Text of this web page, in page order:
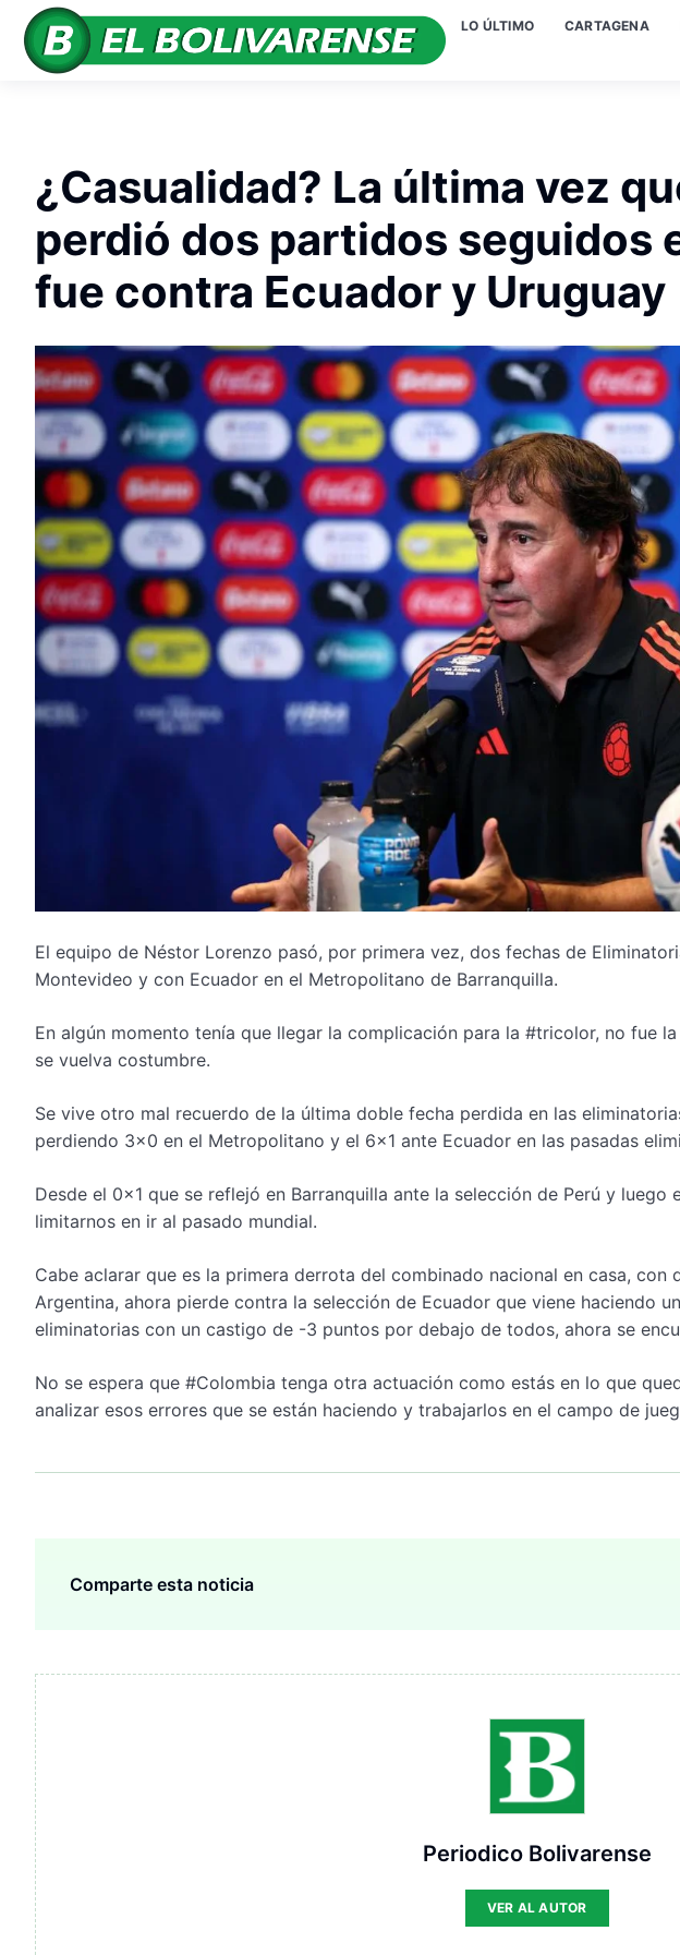
LO ÚLTIMO CARTAGENA
¿Casualidad? La última vez
perdió dos partidos seguidos
fue contra Ecuador y Uruguay
El equipo de Néstor Lorenzo pasó, por primera vez, dos fechas de
Montevideo y con Ecuador en el Metropolitano de Barranquilla.
En algún momento tenía que llegar la complicación para la #tricolor, no fue
se vuelva costumbre.
Se vive otro mal recuerdo de la última doble fecha perdida en las
perdiendo 3×0 en el Metropolitano y el 6×1 ante Ecuador en las pasadas
Desde el 0x1 que se reflejó en Barranquilla ante la selección de Perú y
limitarnos en ir al pasado mundial.
Cabe aclarar que es la primera derrota del combinado nacional en casa, con
Argentina, ahora pierde contra la selección de Ecuador que viene haciendo
eliminatorias con un castigo de -3 puntos por debajo de todos, ahora se
No se espera que #Colombia tenga otra actuación como estás en lo que
analizar esos errores que se están haciendo y trabajarlos en el campo de
Comparte esta noticia
Periodico Bolivarense
VER AL AUTOR